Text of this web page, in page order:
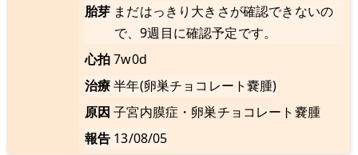
胎芽 まだはっきり大きさが確認できないの
で、9週目に確認予定です。
心拍7w0d
治療半年(卵巣チョコレート嚢腫)
原因 子宮内膜症・卵巣チョコレート嚢腫
報告 13/08/05